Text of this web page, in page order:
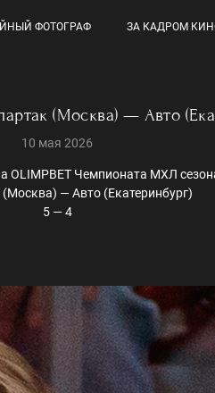
ФОТОГРАФ ЗА КАДРОМ
(Москва) — Авто
10 мая 2026
Чемпионата МХЛ
— Авто (Екатеринбург)
5 — 4